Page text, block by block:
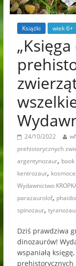
Książki wiek 6+
24/10/2022
prehistorycznych
argentynozaur,
kentrozaur,
Wydawnictwo
parazaurolof,
spinozaur,
Dziś prawdziwa
dinozaurów!
wspaniałą
prehistorycznych